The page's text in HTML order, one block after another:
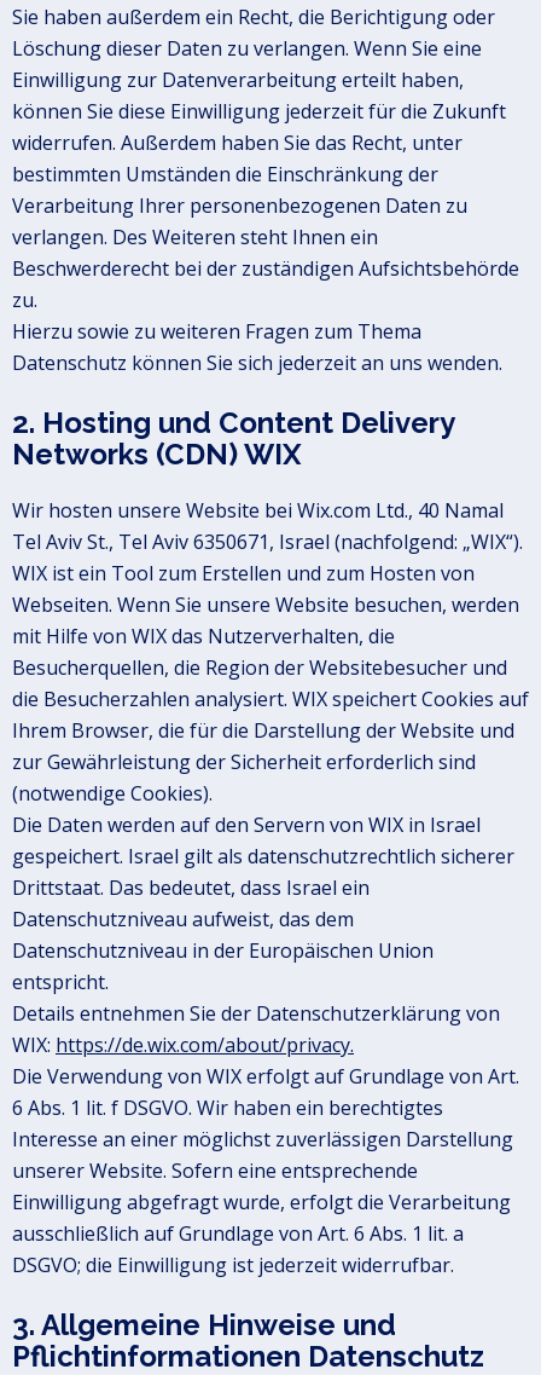
Sie haben außerdem ein Recht, die Berichtigung oder
Löschung dieser Daten zu verlangen. Wenn Sie eine
Einwilligung zur Datenverarbeitung erteilt haben,
können Sie diese Einwilligung jederzeit für die Zukunft
widerrufen. Außerdem haben Sie das Recht, unter
bestimmten Umständen die Einschränkung der
Verarbeitung Ihrer personenbezogenen Daten zu
verlangen. Des Weiteren steht Ihnen ein
Beschwerderecht bei der zuständigen Aufsichtsbehörde
zu.
Hierzu sowie zu weiteren Fragen zum Thema
Datenschutz können Sie sich jederzeit an uns wenden.
2. Hosting und Content Delivery
Networks (CDN) WIX
Wir hosten unsere Website bei Wix.com Ltd., 40 Namal
Tel Aviv St., Tel Aviv 6350671, Israel (nachfolgend: „WIX“).
WIX ist ein Tool zum Erstellen und zum Hosten von
Webseiten. Wenn Sie unsere Website besuchen, werden
mit Hilfe von WIX das Nutzerverhalten, die
Besucherquellen, die Region der Websitebesucher und
die Besucherzahlen analysiert. WIX speichert Cookies auf
Ihrem Browser, die für die Darstellung der Website und
zur Gewährleistung der Sicherheit erforderlich sind
(notwendige Cookies).
Die Daten werden auf den Servern von WIX in Israel
gespeichert. Israel gilt als datenschutzrechtlich sicherer
Drittstaat. Das bedeutet, dass Israel ein
Datenschutzniveau aufweist, das dem
Datenschutzniveau in der Europäischen Union
entspricht.
Details entnehmen Sie der Datenschutzerklärung von
WIX: https://de.wix.com/about/privacy.
Die Verwendung von WIX erfolgt auf Grundlage von Art.
6 Abs. 1 lit. f DSGVO. Wir haben ein berechtigtes
Interesse an einer möglichst zuverlässigen Darstellung
unserer Website. Sofern eine entsprechende
Einwilligung abgefragt wurde, erfolgt die Verarbeitung
ausschließlich auf Grundlage von Art. 6 Abs. 1 lit. a
DSGVO; die Einwilligung ist jederzeit widerrufbar.
3. Allgemeine Hinweise und
Pflichtinformationen Datenschutz